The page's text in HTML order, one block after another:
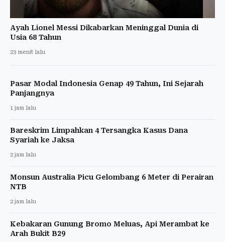
Ayah Lionel Messi Dikabarkan Meninggal Dunia di
Usia 68 Tahun
23 menit lalu
Pasar Modal Indonesia Genap 49 Tahun, Ini Sejarah
Panjangnya
1 jam lalu
Bareskrim Limpahkan 4 Tersangka Kasus Dana
Syariah ke Jaksa
2 jam lalu
Monsun Australia Picu Gelombang 6 Meter di Perairan
NTB
2 jam lalu
Kebakaran Gunung Bromo Meluas, Api Merambat ke
Arah Bukit B29